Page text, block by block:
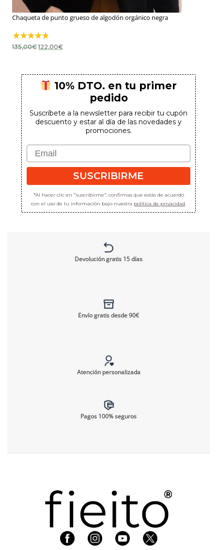
Chaqueta de punto grueso de algodón orgánico negra
135,00€El
precio
122,00€El
precio
10% DTO. en tu primer
pedido
Suscríbete a la newsletter para recibir tu cupón
descuento y estar al día de las novedades y
promociones.
Email
SUSCRIBIRME
*Al hacer clic en "suscribirme", confirmas que estás de acuerdo
con el uso de tu información bajo nuestra política de privacidad.
Devolución gratis 15 días
Envío gratis desde 90€
Atención personalizada
Pagos 100% seguros